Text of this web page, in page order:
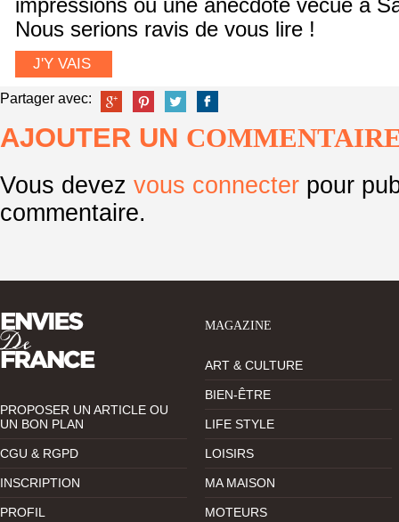
impressions ou une anecdote vécue à
Nous serions ravis de vous lire !
J'Y VAIS
Partager avec:
AJOUTER UN
Vous devez vous connecter pour
commentaire.
PROPOSER UN ARTICLE OU
UN BON PLAN
CGU & RGPD
INSCRIPTION
PROFIL
MAGAZINE
ART & CULTURE
BIEN-ÊTRE
LIFE STYLE
LOISIRS
MA MAISON
MOTEURS